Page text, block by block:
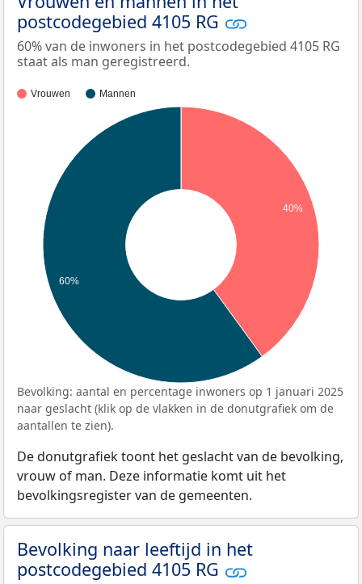
postcodegebied 4105 RG
60% van de inwoners in het postcodegebied 4105 RG
staat als man geregistreerd.
Vrouwen Mannen
40%
60%
Bevolking: aantal en percentage inwoners op 1 januari 2025
naar geslacht (klik op de vlakken in de donutgrafiek om de
aantallen te zien).
De donutgrafiek toont het geslacht van de bevolking,
vrouw of man. Deze informatie komt uit het
bevolkingsregister van de gemeenten.
Bevolking naar leeftijd in het
postcodegebied 4105 RG